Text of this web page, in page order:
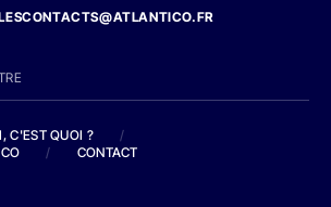
C'EST QUOI ?
/
/ CONTACT